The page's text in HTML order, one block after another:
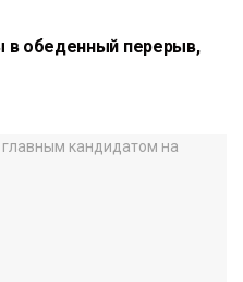
в обеденный перерыв,